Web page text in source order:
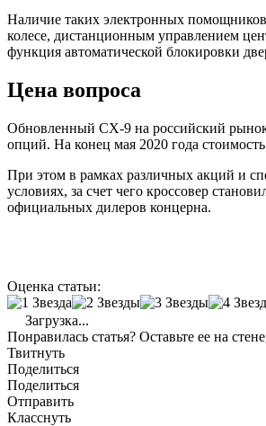
Наличие таких электронных помощников
колесе, дистанционным управлением
функция автоматической блокировки
Цена вопроса
Обновленный CX-9 на российский рынок
опций. На конец мая 2020 года
При этом в рамках различных акций и
условиях, за счет чего кроссовер
официальных дилеров концерна.
Оценка статьи:
Загрузка...
Понравилась статья? Оставьте ее на
Твитнуть
Поделиться
Поделиться
Отправить
Класснуть